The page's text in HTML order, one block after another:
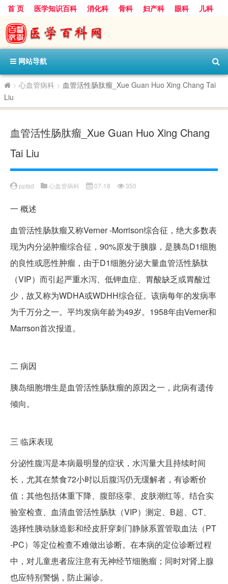
首 页 医学知识百科 消化科 骨科 妇产科 眼科
儿科
心血管病科
呼吸科 神经科
内分泌科
口腔科
网站导航
> 心血管病科 > 血管活性肠肽瘤_Xue Guan Huo Xing Chang Tai
Liu
血管活性肠肽瘤_Xue Guan Huo Xing Chang
Tai Liu
pptsd 心血管病科 07-18 350
一 概述
血管活性肠肽瘤又称Verner -Morrison综合征，绝大多数表
现为内分泌肿瘤综合征，90%原发于胰腺，是胰岛D1细胞
的良性或恶性肿瘤，由于D1细胞分泌大量血管活性肠肽
（VIP）而引起严重水泻、低钾血症、胃酸缺乏或胃酸过
少，故又称为WDHA或WDHH综合征。该病每年的发病率
为千万分之一。平均发病年龄为49岁。1958年由Verner和
Marrson首次报道。
二 病因
胰岛细胞增生是血管活性肠肽瘤的原因之一，此病有遗传
倾向。
三 临床表现
分泌性腹泻是本病最明显的症状，水泻量大且持续时间
长，尤其在禁食72小时以后腹泻仍无缓解者，有诊断价
值；其他包括体重下降、腹部痉挛、皮肤潮红等。结合实
验室检查、血清血管活性肠肽（VIP）测定、B超、CT、
选择性胰动脉造影和经皮肝穿刺门静脉系置管取血法（PT
-PC）等定位检查不难做出诊断。在本病的定位诊断过程
中，对儿童患者应注意有无神经节细胞瘤；同时对肾上腺
也应特别警惕，防止漏诊。